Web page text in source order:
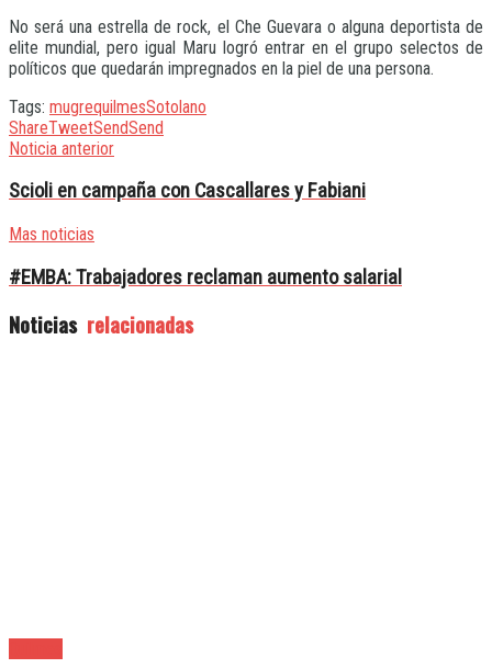
No será una estrella de rock, el Che Guevara o alguna deportista de
elite mundial, pero igual Maru logró entrar en el grupo selectos de
políticos que quedarán impregnados en la piel de una persona.
Tags: mugrequilmesSotolano
ShareTweetSendSend
Noticia anterior
Scioli en campaña con Cascallares y Fabiani
Mas noticias
#EMBA: Trabajadores reclaman aumento salarial
Noticias relacionadas